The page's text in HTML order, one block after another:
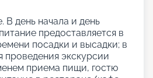
В день начала и день
предоставляется в
посадки и высадки; в
проведения экскурсии
приема пищи, гостю